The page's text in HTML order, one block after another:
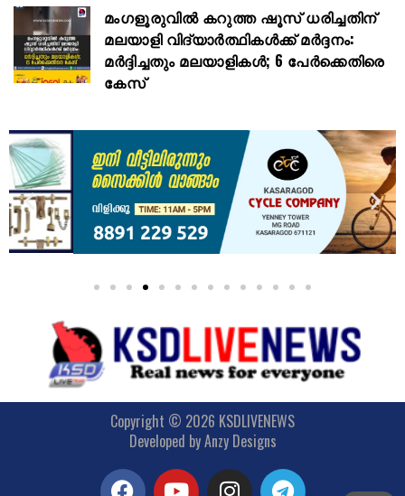
മംഗളൂരുവിൽ കറുത്ത ഷൂസ് ധരിച്ചതിന്
മലയാളി വിദ്യാർത്ഥികൾക്ക് മർദ്ദനം:
മർദ്ദിച്ചതും മലയാളികൾ; 6 പേർക്കെതിരെ
കേസ്
Copyright © 2026 KSDLIVENEWS
Developed byAnzy Designs